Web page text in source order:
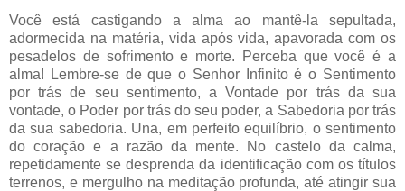
Você está castigando a alma ao mantê-la sepultada,
adormecida na matéria, vida após vida, apavorada com os
pesadelos de sofrimento e morte. Perceba que você é a
alma! Lembre-se de que o Senhor Infinito é o Sentimento
por trás de seu sentimento, a Vontade por trás da sua
vontade, o Poder por trás do seu poder, a Sabedoria por trás
da sua sabedoria. Una, em perfeito equilíbrio, o sentimento
do coração e a razão da mente. No castelo da calma,
repetidamente se desprenda da identificação com os títulos
terrenos, e mergulho na meditação profunda, até atingir sua